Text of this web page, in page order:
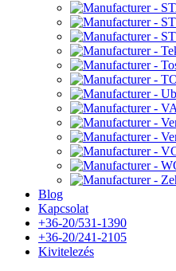
Blog
Kapcsolat
+36-20/531-1390
+36-20/241-2105
Kivitelezés